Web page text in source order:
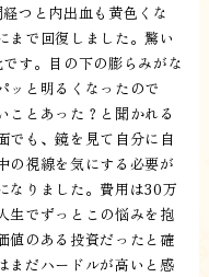
つと内出血も黄色くな
まで回復しました。驚い
す。目の下の膨らみがな
ッと明るくなったので
ことあった？と聞かれる
でも、鏡を見て自分に自
の視線を気にする必要が
なりました。費用は30万
生でずっとこの悩みを抱
値のある投資だったと確
まだハードルが高いと感